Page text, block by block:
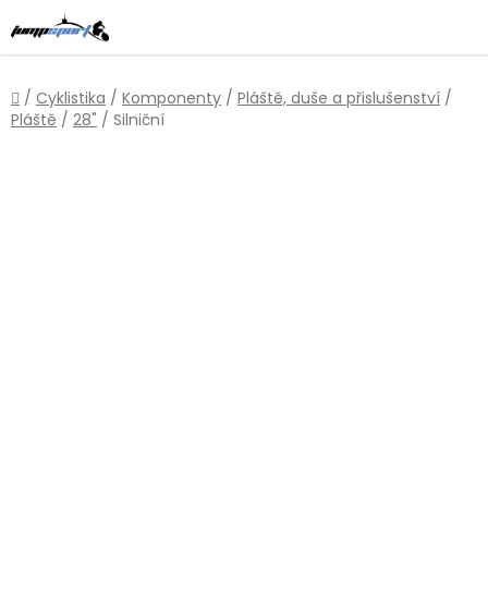
na
obsah
Domů
/ Cyklistika / Komponenty / Pláště, duše a přislušenství /
Pláště / 28" / Silniční